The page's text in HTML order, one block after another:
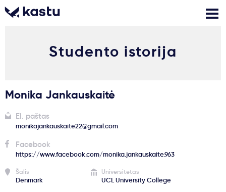
Pranešimai
Skambink
Nemokamos
Kontaktai
Kur studijuoti?
Studento istorija
Monika Jankauskaitė
El. paštas
monikajankauskaite22@gmail.com
Facebook
https://www.facebook.com/monika.jankauskaite.963
Šalis
Denmark
Universitetas
UCL University College